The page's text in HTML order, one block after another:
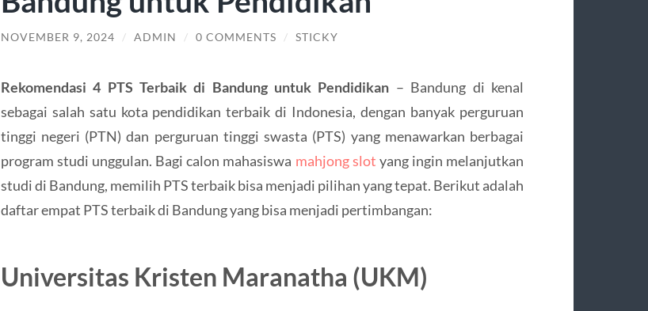
NOVEMBER 9, 2024 / ADMIN / 0 COMMENTS / STICKY
Rekomendasi 4 PTS Terbaik di Bandung untuk Pendidikan – Bandung di kenal
sebagai salah satu kota pendidikan terbaik di Indonesia, dengan banyak perguruan
tinggi negeri (PTN) dan perguruan tinggi swasta (PTS) yang menawarkan berbagai
program studi unggulan. Bagi calon mahasiswa mahjong slot yang ingin melanjutkan
studi di Bandung, memilih PTS terbaik bisa menjadi pilihan yang tepat. Berikut adalah
daftar empat PTS terbaik di Bandung yang bisa menjadi pertimbangan:
Universitas Kristen Maranatha (UKM)